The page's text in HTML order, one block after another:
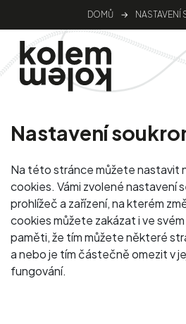
DOMŮ → NASTAVENÍ
Nastavení
Na této stránce můžete nastavit
cookies. Vámi zvolené nastavení
prohlížeč a zařízení, na kterém
cookies můžete zakázat i ve
paměti, že tím můžete některé
a nebo je tím částečně omezit v
fungování.